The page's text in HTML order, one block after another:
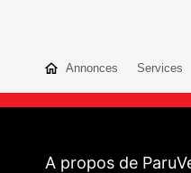
Annonces Services
A propos de